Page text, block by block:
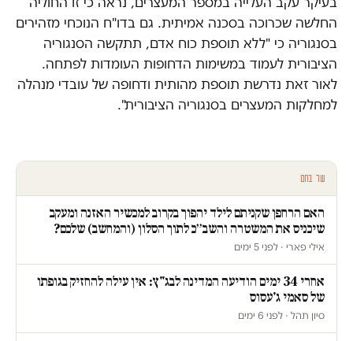
החלשה שכרוכה בסכנה אמיתית. גם בדו"ח הנוכחי מזהירים
בסנגוריה כי "ללא תוספת כוח אדם, תתקשה הסנגוריה
הציבורית לעמוד במשימות הדחופות העומדות לפתחה.
לאור זאת נדרשת תוספת מהותית ודחופה של עובדי מנהלה
למחלקות המעצרים בסנגוריה הציבורית".
עוד בחם
האם הרחפן שקניתם לילד יהפוך בקרוב למכשיר האזנה ומעקב
שיכניס את המשטרה והשב״כ לתוך הסלון (והמחשב) שלכם?
אילי פארי · לפני 5 ימים
אחרי 34 ימים הודיעה המדינה לבג"ץ: אין עילה להחזיק בגופתו
של סאמי ג'עסוס
סיון תהל · לפני 6 ימים